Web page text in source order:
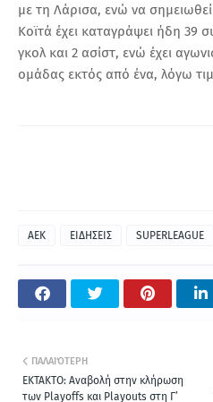
με τη Λάρισα, ενώ να
Κοϊτά έχει καταγράψει ήδη 39
γκολ και 2 ασίστ, ενώ έχει
ομάδας εκτός από ένα, λόγω
ΑΕΚ ΕΙΔΗΣΕΙΣ SUPERLEAGUE
ΠΑΛΑΙΌΤΕΡΗ
ΕΚΤΑΚΤΟ: Αναβολή στην κλήρωση
των Playoffs και Playouts στη Γ’